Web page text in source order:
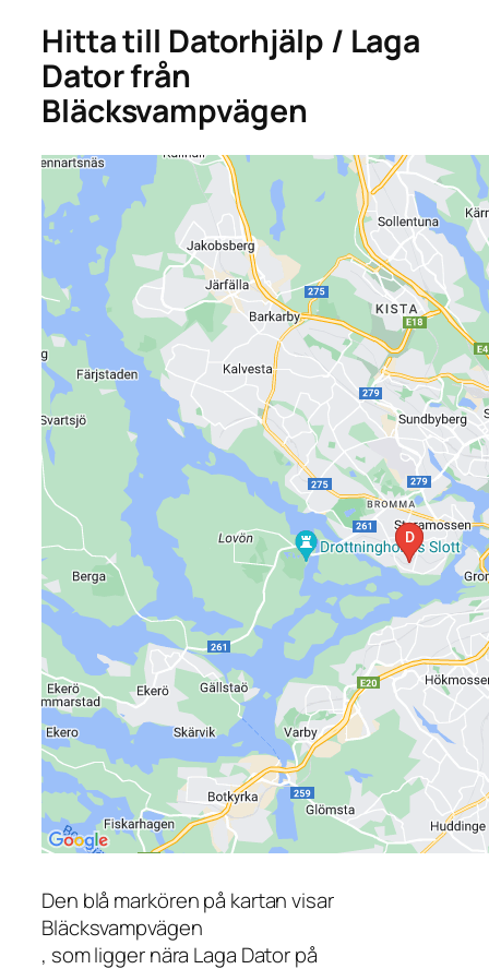
Hitta till Datorhjälp / Laga
Dator från
Bläcksvampvägen
Den blå markören på kartan visar
Bläcksvampvägen
, som ligger nära Laga Dator på